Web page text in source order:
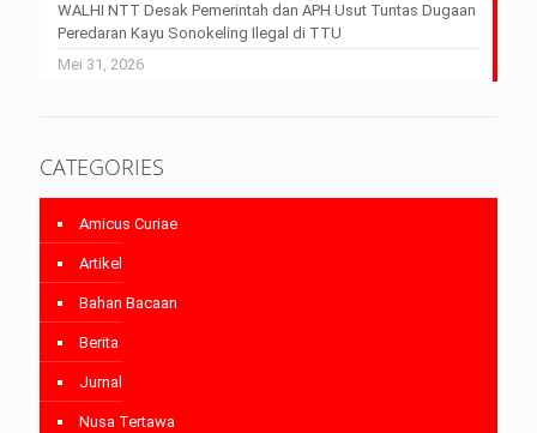
WALHI NTT Desak Pemerintah dan APH Usut Tuntas Dugaan
Peredaran Kayu Sonokeling Ilegal di TTU
Mei 31, 2026
CATEGORIES
Amicus Curiae
Artikel
Bahan Bacaan
Berita
Jurnal
Nusa Tertawa